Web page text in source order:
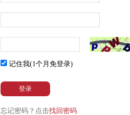
记住我(1个月免登录)
登录
忘记密码？点击找回密码